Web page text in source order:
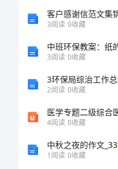
客户感谢信范文集
3阅读 0收藏
中班环保教案：纸
3阅读 0收藏
3环保局综治工作
2阅读 0收藏
4阅读 0收藏
中秋之夜的作文_33
1阅读 0收藏